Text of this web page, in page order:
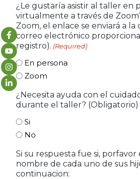
¿Le gustaría asistir al taller en
virtualmente a través de
Zoom, el enlace se enviará a la
correo electrónico
registro). (Required)
En persona
Zoom
¿Necesita ayuda con el
durante el taller? (Obligatorio)
Si
No
Si su respuesta fue si, porfavor
nombre de cada uno de sus
continuacion: